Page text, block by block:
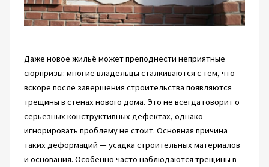
Даже новое жильё может преподнести неприятные
сюрпризы: многие владельцы сталкиваются с тем, что
вскоре после завершения строительства появляются
трещины в стенах нового дома. Это не всегда говорит о
серьёзных конструктивных дефектах, однако
игнорировать проблему не стоит. Основная причина
таких деформаций — усадка строительных материалов
и основания. Особенно часто наблюдаются трещины в